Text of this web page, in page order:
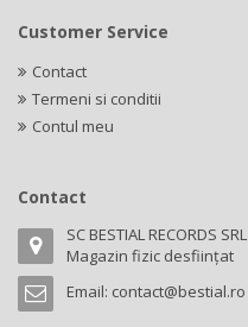
Customer Service
Contact
Termeni si conditii
Contul meu
Contact
SC BESTIAL RECORDS SRL
Magazin fizic desființat
Email: contact@bestial.ro